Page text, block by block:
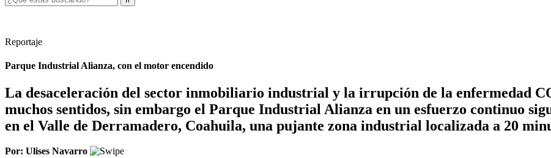
Reportaje
Parque Industrial Alianza, con el motor encendido
La desaceleración del sector inmobiliario industrial y la irrupción de la enfermedad
muchos sentidos, sin embargo el Parque Industrial Alianza en un esfuerzo continuo
en el Valle de Derramadero, Coahuila, una pujante zona industrial localizada a 20
Por: Ulises Navarro